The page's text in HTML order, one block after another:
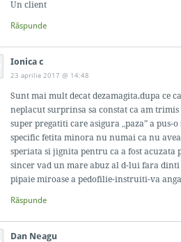
Un client
Răspunde
Ionica c
23 aprilie 2017 @ 14:48
Sunt mai mult decat dezamagita,dupa ce
neplacut surprinsa sa constat ca am
super pregatiti care asigura „paza” a
specific fetita minora nu numai ca nu
speriata si jignita pentru ca a fost
sincer vad un mare abuz al d-lui fara dinti
pipaie miroase a pedofilie-instruiti-va
Răspunde
Dan Neagu